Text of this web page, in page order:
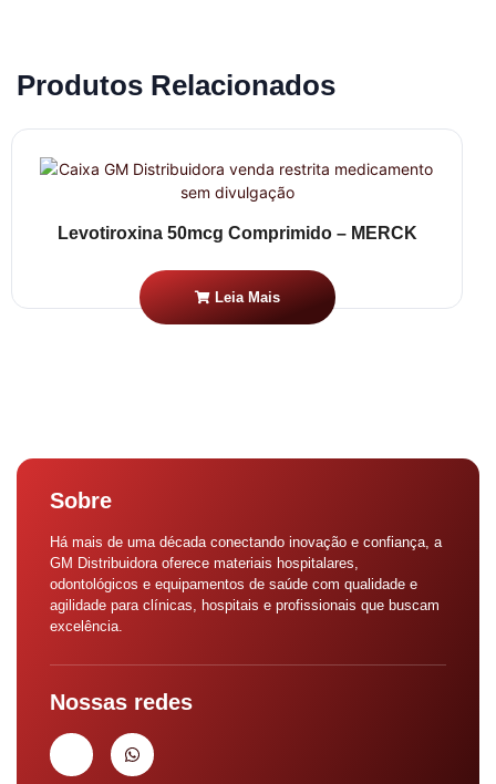
Produtos Relacionados
Levotiroxina 50mcg Comprimido – MERCK
Leia Mais
Sobre
Há mais de uma década conectando inovação e confiança, a
GM Distribuidora oferece materiais hospitalares,
odontológicos e equipamentos de saúde com qualidade e
agilidade para clínicas, hospitais e profissionais que buscam
excelência.
Nossas redes